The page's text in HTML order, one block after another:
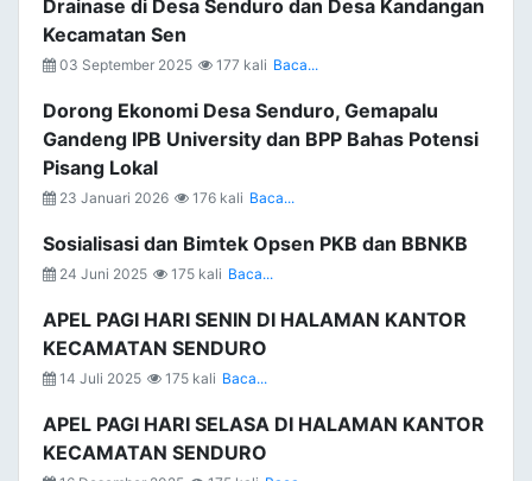
Drainase di Desa Senduro dan Desa Kandangan
Kecamatan Sen
03 September 2025 177 kali Baca...
Dorong Ekonomi Desa Senduro, Gemapalu
Gandeng IPB University dan BPP Bahas Potensi
Pisang Lokal
23 Januari 2026 176 kali Baca...
Sosialisasi dan Bimtek Opsen PKB dan BBNKB
24 Juni 2025 175 kali Baca...
APEL PAGI HARI SENIN DI HALAMAN KANTOR
KECAMATAN SENDURO
14 Juli 2025 175 kali Baca...
APEL PAGI HARI SELASA DI HALAMAN KANTOR
KECAMATAN SENDURO